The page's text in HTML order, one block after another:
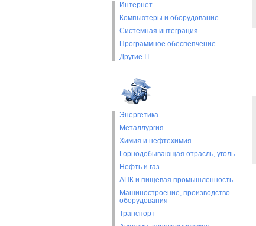
Интернет
Компьютеры и оборудование
Системная интеграция
Программное обеспепчение
Другие IT
Энергетика
Металлургия
Химия и нефтехимия
Горнодобывающая отрасль, уголь
Нефть и газ
АПК и пищевая промышленность
Машиностроение, производство
оборудования
Транспорт